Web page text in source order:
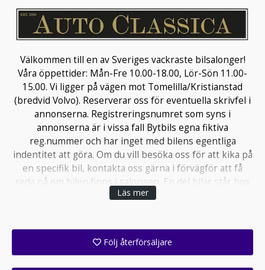
Välkommen till en av Sveriges vackraste bilsalonger!
Våra öppettider: Mån-Fre 10.00-18.00, Lör-Sön 11.00-
15.00. Vi ligger på vägen mot Tomelilla/Kristianstad
(bredvid Volvo). Reserverar oss för eventuella skrivfel i
annonserna. Registreringsnumret som syns i
annonserna är i vissa fall Bytbils egna fiktiva
reg.nummer och har inget med bilens egentliga
indentitet att göra. Om du vill besöka oss för att kika på
en specifik bil, kontakta oss gärna i förvägför att få
reda på om bilen finns i salongen. En del bilar står hos
leverantör. Vi finansierar i huvudsak med Santander till
Läs mer
Följ återförsäljare